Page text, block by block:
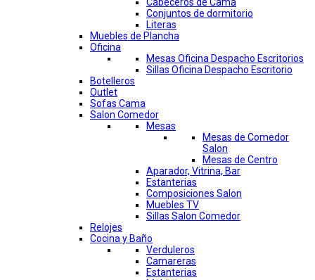
Cabeceros de Cama
Conjuntos de dormitorio
Literas
Muebles de Plancha
Oficina
Mesas Oficina Despacho Escritorios
Sillas Oficina Despacho Escritorio
Botelleros
Outlet
Sofas Cama
Salon Comedor
Mesas
Mesas de Comedor
Salon
Mesas de Centro
Aparador, Vitrina, Bar
Estanterias
Composiciones Salon
Muebles TV
Sillas Salon Comedor
Relojes
Cocina y Baño
Verduleros
Camareras
Estanterias